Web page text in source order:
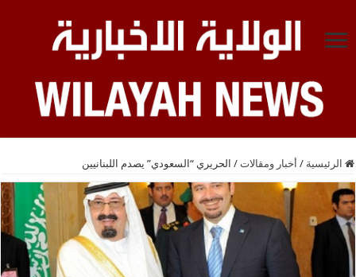
الرئيسية / أخبار ومقالات / الحريري “السعودي” يصدم اللبنانيين